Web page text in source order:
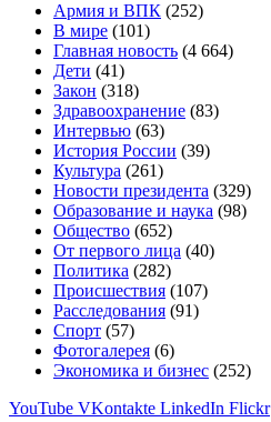
Армия и ВПК (252)
В мире (101)
Главная новость (4 664)
Дети (41)
Закон (318)
Здравоохранение (83)
Интервью (63)
История России (39)
Культура (261)
Новости президента (329)
Образование и наука (98)
Общество (652)
От первого лица (40)
Политика (282)
Происшествия (107)
Расследования (91)
Спорт (57)
Фотогалерея (6)
Экономика и бизнес (252)
YouTube VKontakte LinkedIn Flickr